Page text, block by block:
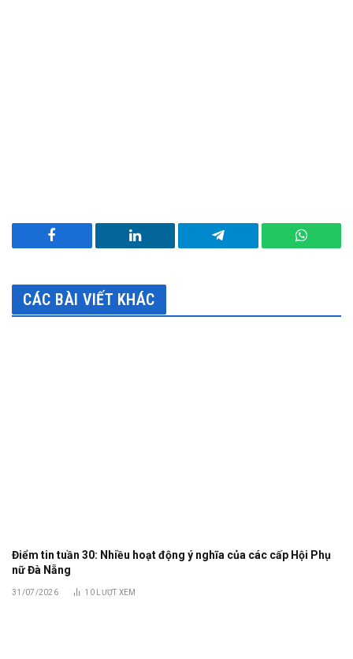
Facebook LinkedIn Telegram
CÁC BÀI VIẾT KHÁC
Điểm tin tuần 30: Nhiều hoạt động ý nghĩa của các cấp Hội Phụ
nữ Đà Nẵng
31/07/2026 10 LƯỢT XEM